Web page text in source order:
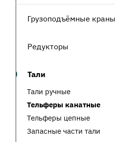
Грузоподъёмные краны
Редукторы
Тали
Тали ручные
Тельферы канатные
Тельферы цепные
Запасные части тали